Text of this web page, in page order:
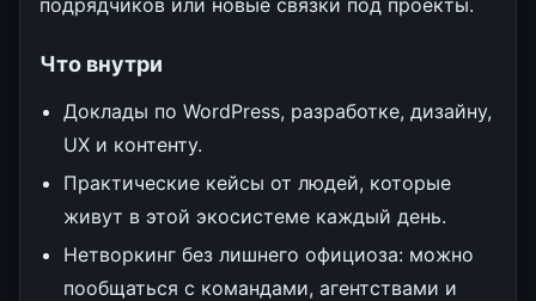
Что внутри
Доклады по WordPress, разработке, дизайну,
UX и контенту.
Практические кейсы от людей, которые
живут в этой экосистеме каждый день.
Нетворкинг без лишнего официоза: можно
пообщаться с командами, агентствами и